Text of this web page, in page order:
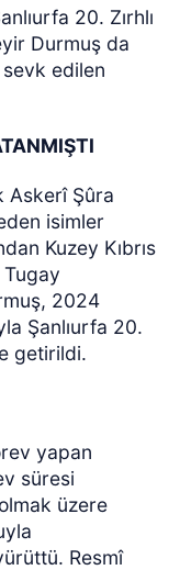
20. Zırhlı
Durmuş da
edilen
Askerî Şûra
isimler
Kuzey Kıbrıs
Tugay
2024
Şanlıurfa 20.
getirildi.
yapan
süresi
üzere
Resmî